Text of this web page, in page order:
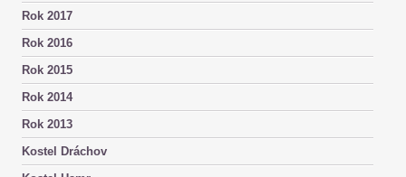
Rok 2017
Rok 2016
Rok 2015
Rok 2014
Rok 2013
Kostel Dráchov